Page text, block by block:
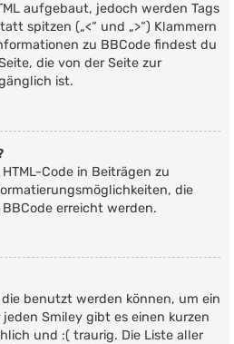
aufgebaut, jedoch werden Tags
spitzen („<“ und „>“) Klammern
zu BBCode findest du
die von der Seite zur
ist.
Code in Beiträgen zu
die
erreicht werden.
benutzt werden können, um ein
Smiley gibt es einen kurzen
und :( traurig. Die Liste aller